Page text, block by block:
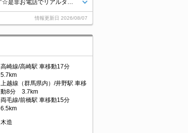
情報更新日 2026/08/07
高崎線/高崎駅 車移動17分
5.7km
上越線（群馬県内）/井野駅 車移
動8分 3.7km
両毛線/前橋駅 車移動15分
6.5km
木造